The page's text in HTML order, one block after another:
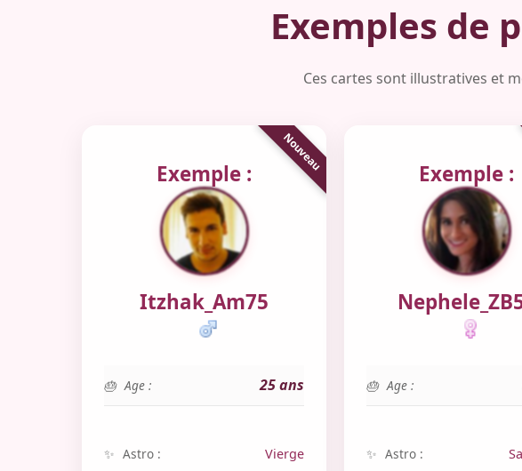
Exemples de
Ces cartes sont illustratives et
Exemple :
Itzhak_Am75
Age : 25 ans
Astro : Vierge
Exemple :
Age :
Astro :